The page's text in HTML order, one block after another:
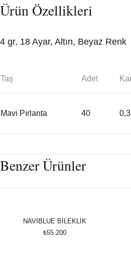
Ürün Özellikleri
4 gr, 18 Ayar, Altın, Beyaz Renk
Taş Adet
Mavi Pırlanta 40
Benzer Ürünler
NAVIBLUE BİLEKLİK
₺55.200